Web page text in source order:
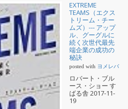
EXTREME
TEAMS（エクス
トリーム・チー
ムズ）--- アップ
ル、グーグルに
続く次世代最先
端企業の成功の
秘訣
posted with ヨメレバ
ロバート・ブル
ース・ショー す
ばる舎 2017-11-
19